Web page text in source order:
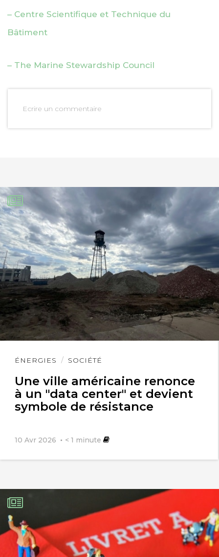
– Centre Scientifique et Technique du
Bâtiment
– The Marine Stewardship Council
Ecrire un commentaire
ÉNERGIES SOCIÉTÉ
Une ville américaine renonce
à un "data center" et devient
symbole de résistance
10 Avr 2026 < 1 minute
Lire